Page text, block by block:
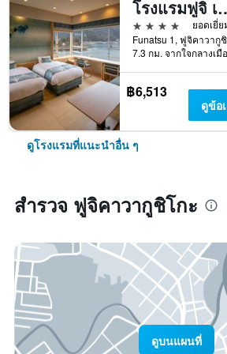
โรง
4 ดาว
ยอดเยี่ย
7.3 กม. จากใจกลางเมื
฿6,513
ดูข้อ
ดูโรงแรมที่แนะนำอื่น ๆ
สำรวจ ฟูจิคาวากูชิโกะ
ดูบนแผนที่